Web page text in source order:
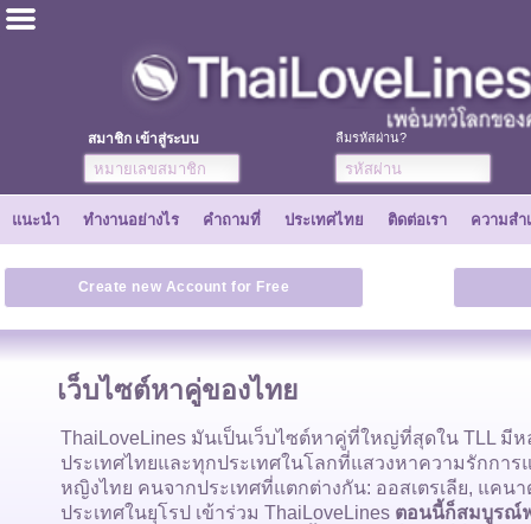
สมาชิก เข้าสู่ระบบ ลืมรหัสผ่าน?
ไทย
ลงทะเบียนเลย
เพื่อน
ทำงานอย่างไร
แนะนำ
แนะนำ ทำงานอย่างไร คำถามที่ ประเทศไทย ติดต่อเรา ความสำ
Create new Account for Free
เว็บไซต์หาคู่ของไทย
ThaiLoveLines มันเป็นเว็บไซต์หาคู่ที่ใหญ่ที่สุดใน TLL มี
ประเทศไทยและทุกประเทศในโลกที่แสวงหาความรักการ
หญิงไทย คนจากประเทศที่แตกต่างกัน: ออสเตรเลีย, แคน
ประเทศในยุโรป เข้าร่วม ThaiLoveLines ตอนนี้ก็สมบูรณ์